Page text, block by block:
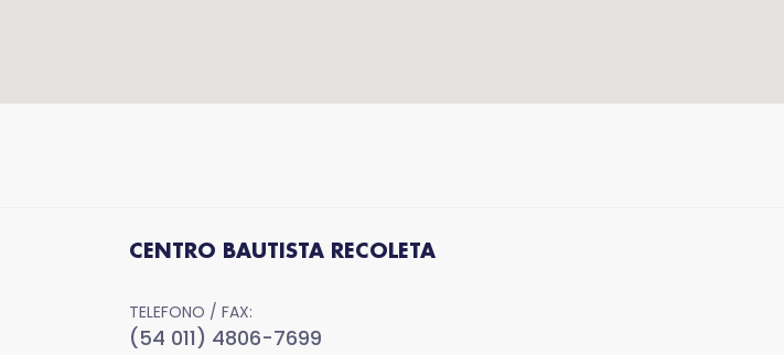
CENTRO BAUTISTA RECOLETA
TELEFONO / FAX:
(54 011) 4806-7699